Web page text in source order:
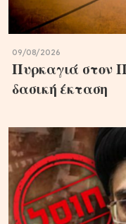
09/08/2026
Πυρκαγιά στον
δασική έκταση